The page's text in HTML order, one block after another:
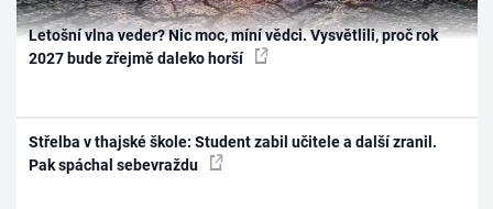
Letošní vlna veder? Nic moc, míní vědci. Vysvětlili, proč rok
2027 bude zřejmě daleko horší
Střelba v thajské škole: Student zabil učitele a další zranil.
Pak spáchal sebevraždu